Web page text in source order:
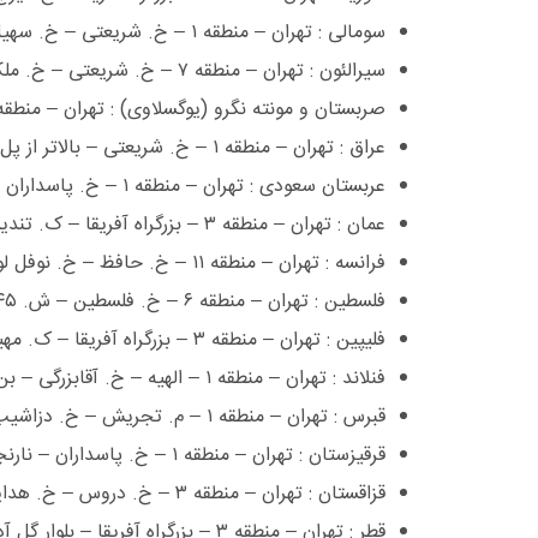
سومالی : تهران – منطقه ١ – خ. شریعتی – خ. سهیل – ابتدای خیابان حدادیان – پ. ٢ ٢٢٢٤٥١٤٦ ٢٢٢٤٥١٤٦
سیرالئون : تهران – منطقه ٧ – خ. شریعتی – خ. ملک – پ. ١٠ – ط. اول ٧٧٥٠٢٨١٩ ٧٧٥٢٩٥١٥
صربستان و مونته نگرو (یوگسلاوی) : تهران – منطقه ١ – ولنجک – خ. نهم – پ. ١٢ ٢٢٤١٢٥٦٩
عراق : تهران – منطقه ١ – خ. شریعتی – بالاتر از پل رومی – ک. کرمیان – پ. ٢٠ ٢٢٢١٠٦٧٢ ٢٢٢٣٣٩٠٢
عربستان سعودی : تهران – منطقه ١ – خ. پاسداران – بالاتر از نارنجستان ٧ – خ. نیلوفر – ٢٢٢٩٩٩٧٨, ٢٢٠٥٣٩٤٨, ٢٢٢٨٨٥٤٣ ٢٢٢٩٤٦٩١
عمان : تهران – منطقه ٣ – بزرگراه آفریقا – ک. تندیس – ش. ١٢ ٢٢٠٥٧٦٤١ , ٢٢٠٥٦٨٣١ ٢٢٠٤٤٦٧٢
فرانسه : تهران – منطقه ١١ – خ. حافظ – خ. نوفل لوشاتو – ش. ٨٥ ٦٦٧٢١٨١٨, ٦٦٧٠٦٠٠٥ ٦٦٧٠٦٥٤٣
فلسطین : تهران – منطقه ٦ – خ. فلسطین – ش. ١٤٥ ٦٦٤٦٤٥٠١, ٦٦٤٠٢٥١٣, ٦٦٤٦٥٧٣٦ ٦٦٤٦٥٧٣٦
فلیپین : تهران – منطقه ٣ – بزرگراه آفریقا – ک. مهیار – پ. ١٣ ٢٢٠٥٥١٣٤, ٢٢٠٤٧٨٠٢ ٢٢٠٤٦٢٣٩
فنلاند : تهران – منطقه ١ – الهیه – خ. آقابزرگی – بن بست شیرین – پ. ٤ ٢٢٢١٤٣١٦, ٢٢٢٠٧٠٩٠, ٢٢٢٣٠٩٧٩, ٢٢٢١٥٧٧٧ ٢٢٢١٠٩٤٨, ٢٢٢١٥٨٢٢
قبرس : تهران – منطقه ١ – م. تجریش – خ. دزاشیب – پ. ٣٢٨ ٢٢٢٠١٢٤٠, ٢٢٢١٩٨٤٢ ٢٢٢١٩٨٤٣
قرقیزستان : تهران – منطقه ١ – خ. پاسداران – نارنجستان پنجم – ش. ١٢ ٢٢٨٣٠٣٥٤ ٢٢٢٨١٧٢٠
قزاقستان : تهران – منطقه ٣ – خ. دروس – خ. هدایت – ک. مسجد – ش. ٤ ٢٢٥٦٥٩٣٣ , ٢٢٥٦٥٣٧١ ٢٢٥٤٦٤٠٠